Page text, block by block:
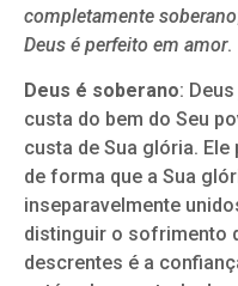
completamente soberano
Deus é perfeito em amor.
Deus é soberano:
custa do bem do Seu
custa de Sua glória.
de forma que a Sua
inseparavelmente
distinguir o sofrimento
descrentes é a